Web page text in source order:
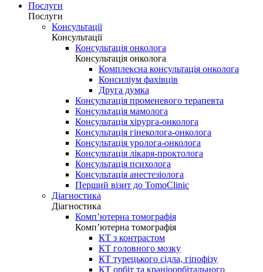
Послуги
Послуги
Консультації
Консультації
Консультація онколога
Консультація онколога
Комплексна консультація онколога
Консиліум фахівців
Друга думка
Консультація променевого терапевта
Консультація мамолога
Консультація хірурга-онколога
Консультація гінеколога-онколога
Консультація уролога-онколога
Консультація лікаря-проктолога
Консультація психолога
Консультація анестезіолога
Перший візит до TomoClinic
Діагностика
Діагностика
Комп’ютерна томографія
Комп’ютерна томографія
КТ з контрастом
КТ головного мозку
КТ турецького сідла, гіпофізу
КТ орбіт та краніоорбітального